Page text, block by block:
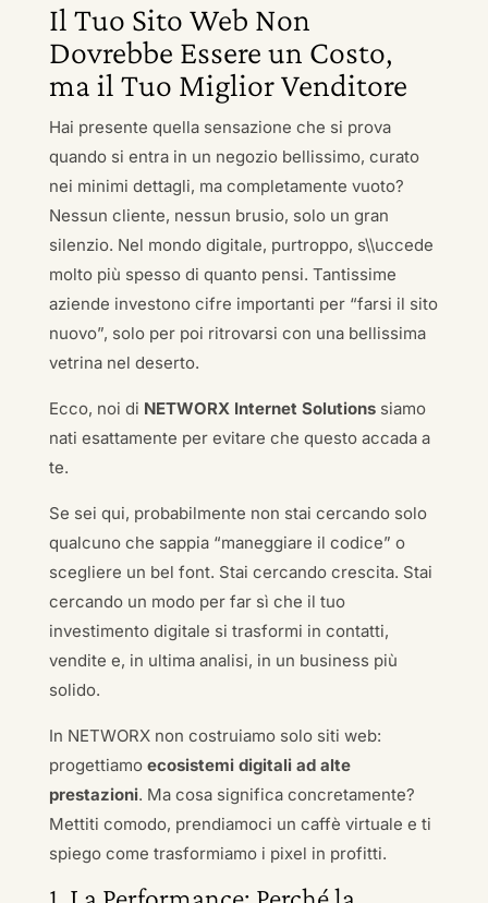
Il Tuo Sito Web Non
Dovrebbe Essere un Costo,
ma il Tuo Miglior Venditore
Hai presente quella sensazione che si prova
quando si entra in un negozio bellissimo, curato
nei minimi dettagli, ma completamente vuoto?
Nessun cliente, nessun brusio, solo un gran
silenzio. Nel mondo digitale, purtroppo, s\\uccede
molto più spesso di quanto pensi. Tantissime
aziende investono cifre importanti per “farsi il sito
nuovo”, solo per poi ritrovarsi con una bellissima
vetrina nel deserto.
Ecco, noi di NETWORX Internet Solutionssiamo
nati esattamente per evitare che questo accada a
te.
Se sei qui, probabilmente non stai cercando solo
qualcuno che sappia “maneggiare il codice” o
scegliere un bel font. Stai cercando crescita. Stai
cercando un modo per far sì che il tuo
investimento digitale si trasformi in contatti,
vendite e, in ultima analisi, in un business più
solido.
In NETWORX non costruiamo solo siti web:
progettiamo ecosistemi digitali ad alte
prestazioni. Ma cosa significa concretamente?
Mettiti comodo, prendiamoci un caffè virtuale e ti
spiego come trasformiamo i pixel in profitti.